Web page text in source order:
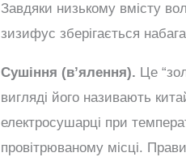
Завдяки низькому вмісту
зизифус зберігається
Сушіння (в’ялення). Це
вигляді його називають
електросушарці при
провітрюваному місці.